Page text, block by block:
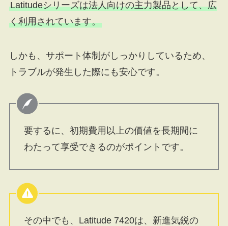
Latitudeシリーズは法人向けの主力製品として、広
く利用されています。
しかも、サポート体制がしっかりしているため、
トラブルが発生した際にも安心です。
要するに、初期費用以上の価値を長期間に
わたって享受できるのがポイントです。
その中でも、Latitude 7420は、新進気鋭の